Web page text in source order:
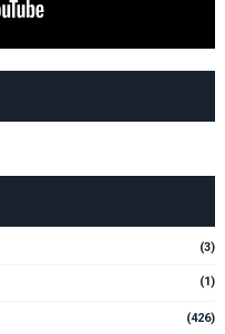
(3)
(1)
(426)